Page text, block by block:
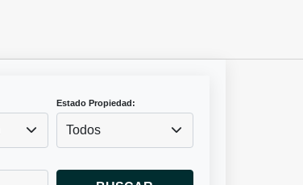
Estado Propiedad:
Todos